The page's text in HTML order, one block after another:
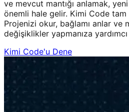
ve mevcut mantığı anlamak,
önemli hale gelir. Kimi Code tam
Projenizi okur, bağlamı anlar ve
değişiklikler yapmanıza
Kimi Code'u Dene